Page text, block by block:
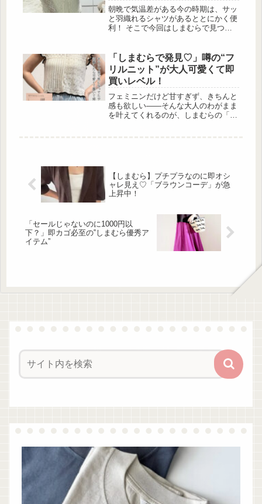
朝晩で気温差がある今の時期は、サッ
と羽織れるシャツがあるととにかく便
利！ そこで今回はしまむらで見つけ
ます。 シアー素材やレース、ストラ
イプなどトレ […]
「しまむらで発見♡」噂の“フ
リルニット”が大人可愛くて即
買いレベル！
フェミニンだけど甘すぎず、きちんと
感も欲しい――そんな大人のわがまま
を叶えてくれるのが、しまむらの「カ
ュアルにも着回せて、1枚で“華やか
さ”と“こなれ感”が手に入る優秀トップ
ス。今回は、話題のフリルニットの魅
力と、おすすめコーデをご紹介します
【しまむら】プチプラなのに即オシ
ャレ見え♡「ブラウンコーデ」が急
上昇中！
「セールじゃないのに1000円以
下？」即カゴ必至の‟しまむら優秀ア
イテム”